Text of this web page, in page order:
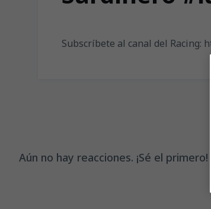
Subscríbete al canal del Racing:
Aún no hay reacciones. ¡Sé el primero!